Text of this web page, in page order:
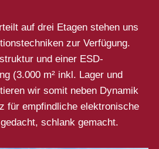
auf drei Etagen stehen uns
zur Verfügung.
und einer ESD-
(3.000 m² inkl. Lager und
wir somit neben Dynamik
für empfindliche elektronische
schlank gemacht.